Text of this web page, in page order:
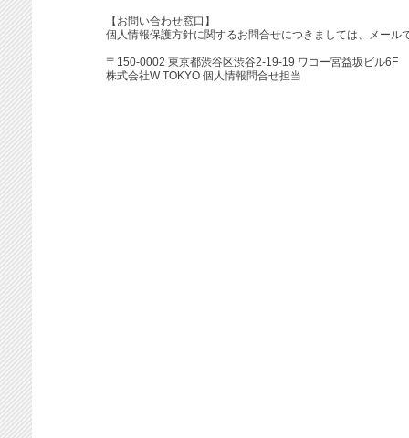
【お問い合わせ窓口】
個人情報保護方針に関するお問合せにつきましては、メール
〒150-0002 東京都渋谷区渋谷2-19-19 ワコー宮益坂ビル6F
株式会社W TOKYO 個人情報問合せ担当